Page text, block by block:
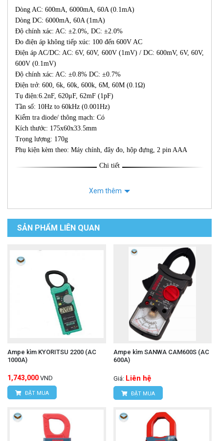
Dòng AC: 600mA, 6000mA, 60A (0.1mA)
Dòng DC: 6000mA, 60A (1mA)
Độ chính xác: AC: ±2.0%, DC: ±2.0%
Đo điện áp không tiếp xúc: 100 đến 600V AC
Điện áp AC/DC: AC: 6V, 60V, 600V (1mV) / DC: 600mV, 6V, 60V,
600V (0.1mV)
Độ chính xác: AC: ±0.8% DC: ±0.7%
Điện trở: 600, 6k, 60k, 600k, 6M, 60M (0.1Ω)
Tụ điện:6.2nF, 620μF, 62mF (1pF)
Tần số: 10Hz to 60kHz (0.001Hz)
Kiểm tra diode/ thông mạch: Có
Kích thước: 175x60x33.5mm
Trọng lượng: 170g
Phụ kiện kèm theo: Máy chính, đây đo, hộp đựng, 2 pin AAA
Chi tiết
Xem thêm
SẢN PHẨM LIÊN QUAN
Ampe kìm KYORITSU 2200 (AC
1000A)
1,743,000 VND
ĐẶT MUA
Ampe kìm SANWA CAM600S (AC
600A)
Giá: Liên hệ
ĐẶT MUA